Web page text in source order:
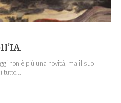
non è più una novità, ma il suo
tutto...